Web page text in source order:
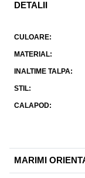
DETALII
CULOARE
MATERIAL
INALTIME TALPA
STIL
CALAPOD
MARIMI